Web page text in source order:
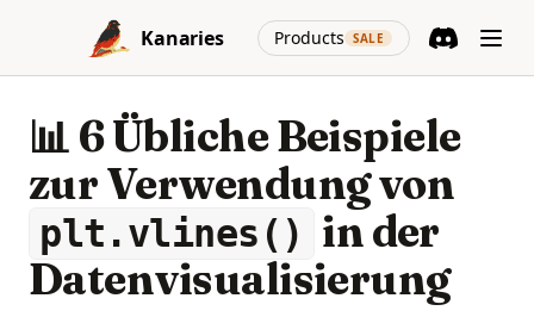
Skip to content
Kanaries
Products SALE
(opens in a
📊 6 Übliche Beispiele
zur Verwendung von
plt.vlines() in der
Datenvisualisierung